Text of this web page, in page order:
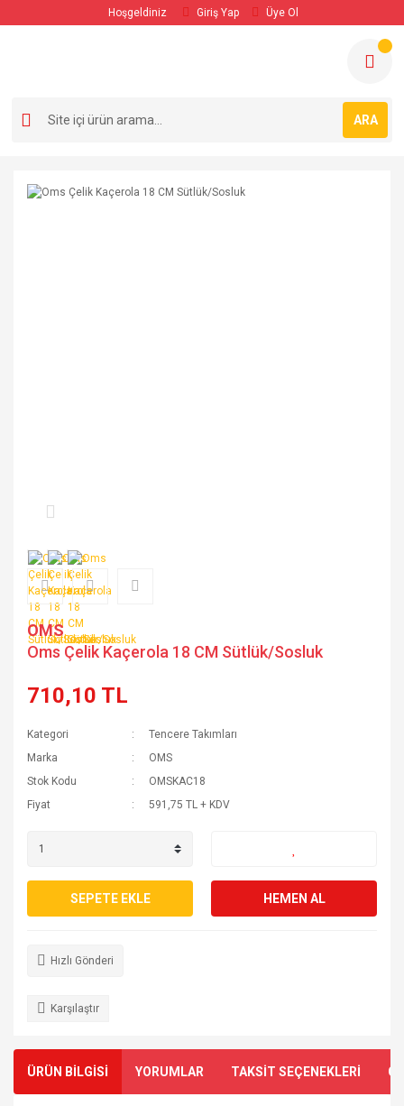
Hoşgeldiniz Giriş Yap Üye Ol
ARA
OMS
Oms Çelik Kaçerola 18 CM Sütlük/Sosluk
710,10 TL
Kategori
Tencere Takımları
Marka
OMS
Stok Kodu
OMSKAC18
Fiyat
591,75 TL + KDV
SEPETE EKLE HEMEN AL
Hızlı Gönderi
Karşılaştır
ÜRÜN BİLGİSİ YORUMLAR TAKSİT SEÇENEKLERİ